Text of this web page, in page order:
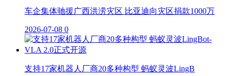
车企集体驰援广西洪涝灾区 比亚迪向灾区捐款1000万
2026-07-08 0
支持17家机器人厂商20多种构型 蚂蚁灵波LingB